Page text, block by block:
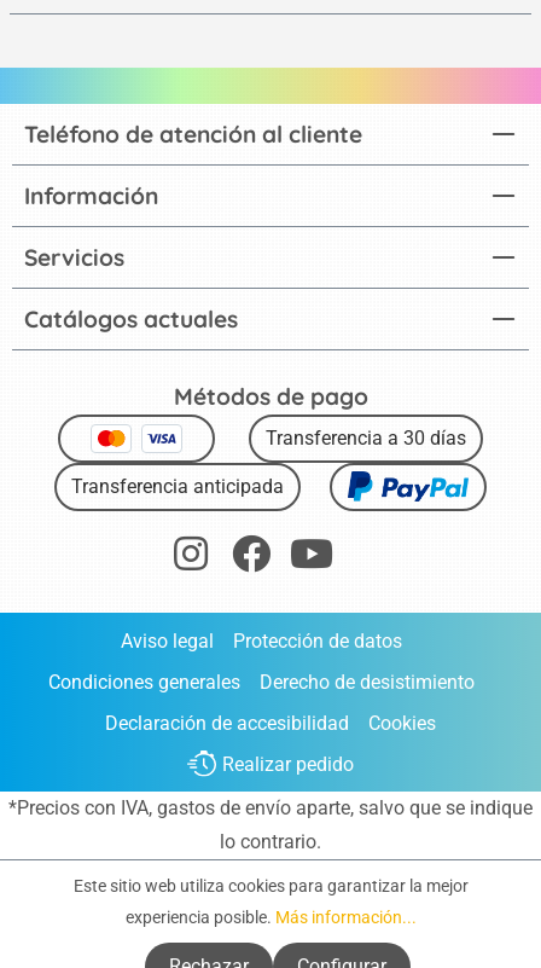
Catálogos actuales
Teléfono de atención al cliente
Información
Servicios
Métodos de pago
Transferencia a 30 días
Transferencia anticipada
Aviso legal
Protección de datos
Condiciones generales
Derecho de desistimiento
Declaración de accesibilidad
Cookies
Realizar pedido
*Precios con IVA, gastos de envío aparte, salvo que se indique
lo contrario.
Este sitio web utiliza cookies para garantizar la mejor
experiencia posible. Más información...